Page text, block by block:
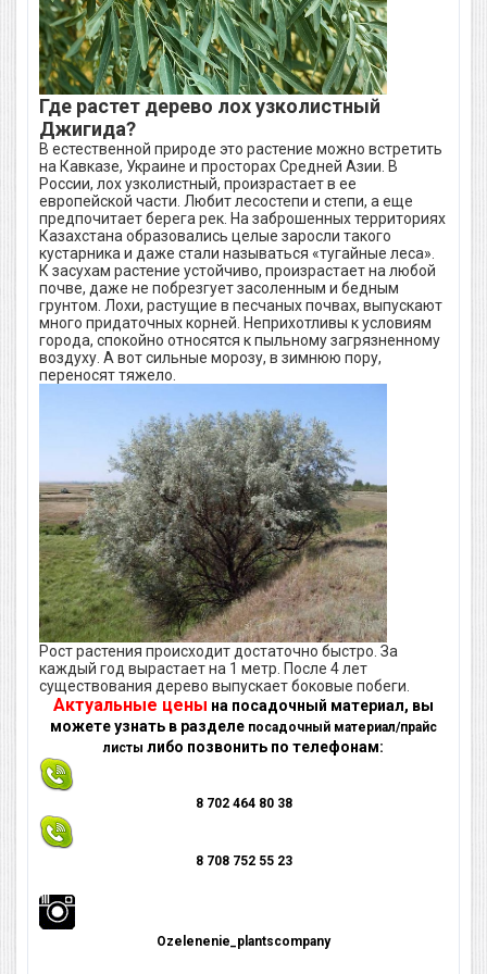
Где растет дерево лох узколистный
Джигида?
В естественной природе это растение можно встретить
на Кавказе, Украине и просторах Средней Азии. В
России, лох узколистный, произрастает в ее
европейской части. Любит лесостепи и степи, а еще
предпочитает берега рек. На заброшенных территориях
Казахстана образовались целые заросли такого
кустарника и даже стали называться «тугайные леса».
К засухам растение устойчиво, произрастает на любой
почве, даже не побрезгует засоленным и бедным
грунтом. Лохи, растущие в песчаных почвах, выпускают
много придаточных корней. Неприхотливы к условиям
города, спокойно относятся к пыльному загрязненному
воздуху. А вот сильные морозу, в зимнюю пору,
переносят тяжело.
Рост растения происходит достаточно быстро. За
каждый год вырастает на 1 метр. После 4 лет
существования дерево выпускает боковые побеги.
Актуальные цены на посадочный материал, вы
можете узнать в разделе посадочный материал/прайс
листы либо позвонить по телефонам:
8 702 464 80 38
8 708 752 55 23
Оzelenenie_plantscompany